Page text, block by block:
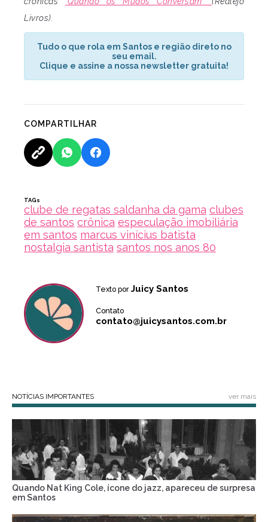
Livros).
Tudo o que rola em Santos e região direto no
seu email.
Clique e assine a nossa newsletter gratuita!
COMPARTILHAR
TAGs
clube de regatas saldanha da gama clubes
de santos crônica especulação imobiliária
em santos marcus vinícius batista
nostalgia santista santos nos anos 80
Texto por Juicy Santos
Contato
contato@juicysantos.com.br
NOTÍCIAS IMPORTANTES ver mais
Quando Nat King Cole, ícone do jazz, apareceu de surpresa
em Santos